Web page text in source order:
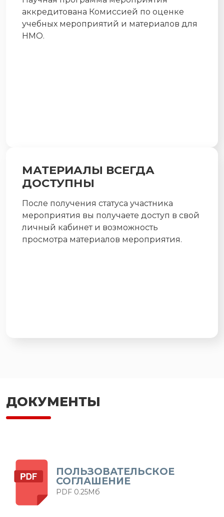
аккредитована Комиссией по оценке
учебных мероприятий и материалов для
НМО.
МАТЕРИАЛЫ ВСЕГДА
ДОСТУПНЫ
После получения статуса участника
мероприятия вы получаете доступ в свой
личный кабинет и возможность
просмотра материалов мероприятия.
ДОКУМЕНТЫ
ПОЛЬЗОВАТЕЛЬСКОЕ
СОГЛАШЕНИЕ
PDF 0.25Мб